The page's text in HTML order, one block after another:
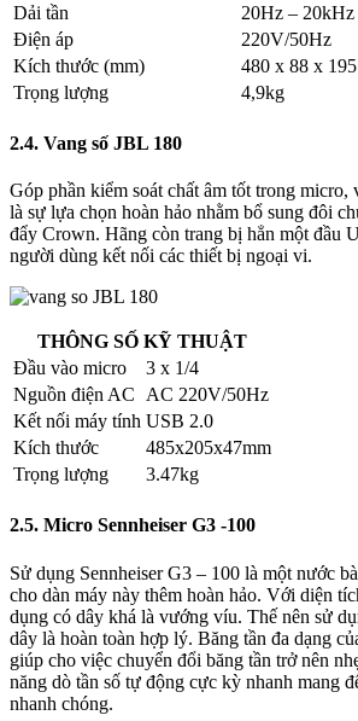
Dải tần
20Hz – 20kHz
Điện áp
220V/50Hz
Kích thước (mm)
480 x 88 x 195
Trọng lượng
4,9kg
2.4. Vang số JBL 180
Góp phần kiểm soát chất âm tốt trong micro,
là sự lựa chọn hoàn hảo nhằm bổ sung đôi
đẩy Crown. Hãng còn trang bị hẳn một đầu
người dùng kết nối các thiết bị ngoại vi.
THÔNG SỐ KỸ THUẬT
Đầu vào micro
3 x 1/4
Nguồn điện AC
AC 220V/50Hz
Kết nối máy tính USB 2.0
Kích thước
485x205x47mm
Trọng lượng
3.47kg
2.5. Micro Sennheiser G3 -100
Sử dụng Sennheiser G3 – 100 là một nước
cho dàn máy này thêm hoàn hảo. Với diện
dụng có dây khá là vướng víu. Thế nên sử
dây là hoàn toàn hợp lý. Băng tần đa dạng
giúp cho việc chuyển đổi băng tần trở nên
năng dò tần số tự động cực kỳ nhanh mang
nhanh chóng.